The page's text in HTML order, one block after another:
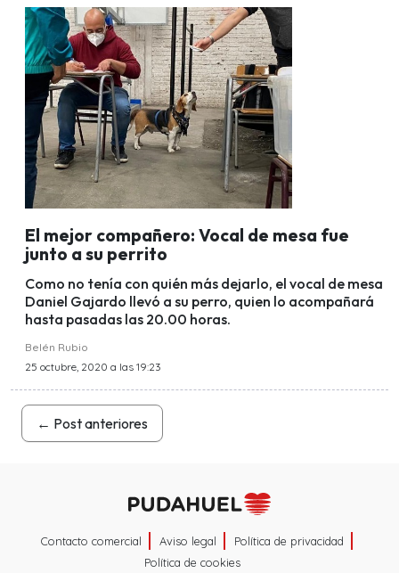
El mejor compañero: Vocal de mesa fue
junto a su perrito
Como no tenía con quién más dejarlo, el vocal de mesa
Daniel Gajardo llevó a su perro, quien lo acompañará
hasta pasadas las 20.00 horas.
Belén Rubio
25 octubre, 2020 a las 19:23
← Post anteriores
Contacto comercial Aviso legal
Política de privacidad
Política de cookies